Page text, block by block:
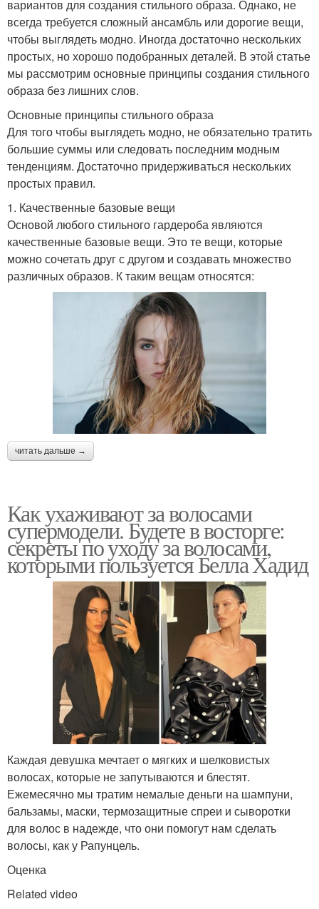
вариантов для создания стильного образа. Однако, не
всегда требуется сложный ансамбль или дорогие вещи,
чтобы выглядеть модно. Иногда достаточно нескольких
простых, но хорошо подобранных деталей. В этой статье
мы рассмотрим основные принципы создания стильного
образа без лишних слов.
Основные принципы стильного образа
Для того чтобы выглядеть модно, не обязательно тратить
большие суммы или следовать последним модным
тенденциям. Достаточно придерживаться нескольких
простых правил.
1. Качественные базовые вещи
Основой любого стильного гардероба являются
качественные базовые вещи. Это те вещи, которые
можно сочетать друг с другом и создавать множество
различных образов. К таким вещам относятся:
читать дальше →
Как ухаживают за волосами
супермодели. Будете в восторге:
секреты по уходу за волосами,
которыми пользуется Белла Хадид
Каждая девушка мечтает о мягких и шелковистых
волосах, которые не запутываются и блестят.
Ежемесячно мы тратим немалые деньги на шампуни,
бальзамы, маски, термозащитные спреи и сыворотки
для волос в надежде, что они помогут нам сделать
волосы, как у Рапунцель.
Оценка
Related video